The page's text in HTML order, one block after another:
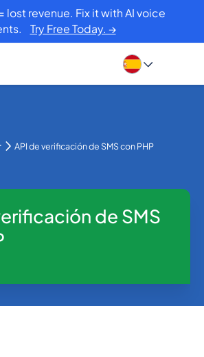
lost revenue. Fix it with AI voice
Try Free Today. →
API de verificación de SMS con PHP
de SMS